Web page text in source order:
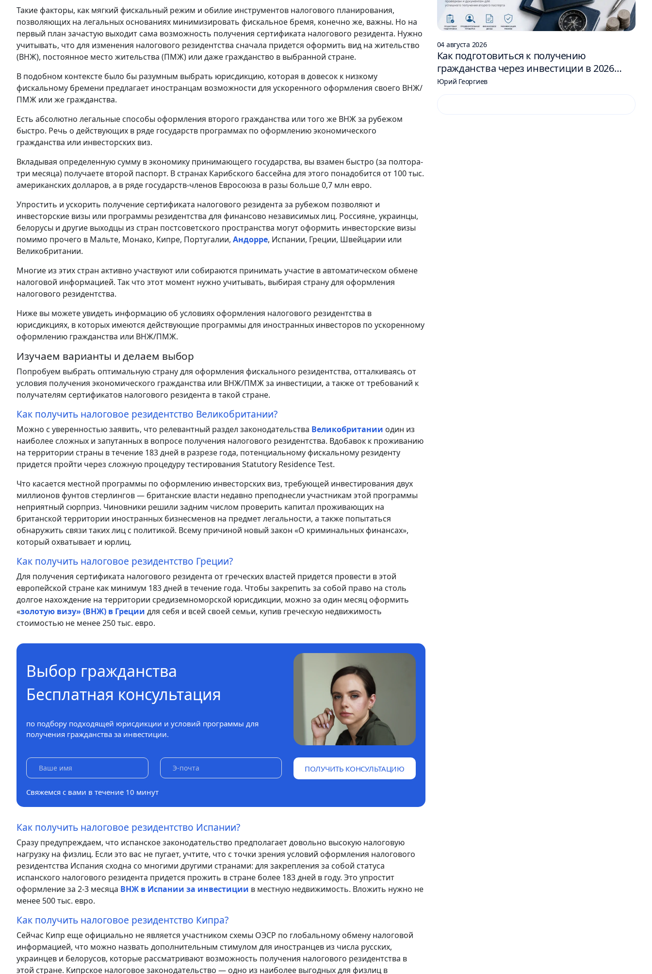
Такие факторы, как мягкий фискальный режим и обилие инструментов налогового планирования,
позволяющих на легальных основаниях минимизировать фискальное бремя, конечно же, важны. Но на
первый план зачастую выходит сама возможность получения сертификата налогового резидента. Нужно
учитывать, что для изменения налогового резидентства сначала придется оформить вид на жительство
(ВНЖ), постоянное место жительства (ПМЖ) или даже гражданство в выбранной стране.
В подобном контексте было бы разумным выбрать юрисдикцию, которая в довесок к низкому
фискальному бремени предлагает иностранцам возможности для ускоренного оформления своего ВНЖ/
ПМЖ или же гражданства.
Есть абсолютно легальные способы оформления второго гражданства или того же ВНЖ за рубежом
быстро. Речь о действующих в ряде государств программах по оформлению экономического
гражданства или инвесторских виз.
Вкладывая определенную сумму в экономику принимающего государства, вы взамен быстро (за полтора-
три месяца) получаете второй паспорт. В странах Карибского бассейна для этого понадобится от 100 тыс.
американских долларов, а в ряде государств-членов Евросоюза в разы больше 0,7 млн евро.
Упростить и ускорить получение сертификата налогового резидента за рубежом позволяют и
инвесторские визы или программы резидентства для финансово независимых лиц. Россияне, украинцы,
белорусы и другие выходцы из стран постсоветского пространства могут оформить инвесторские визы
помимо прочего в Мальте, Монако, Кипре, Португалии, Андорре, Испании, Греции, Швейцарии или
Великобритании.
Многие из этих стран активно участвуют или собираются принимать участие в автоматическом обмене
налоговой информацией. Так что этот момент нужно учитывать, выбирая страну для оформления
налогового резидентства.
Ниже вы можете увидеть информацию об условиях оформления налогового резидентства в
юрисдикциях, в которых имеются действующие программы для иностранных инвесторов по ускоренному
оформлению гражданства или ВНЖ/ПМЖ.
Изучаем варианты и делаем выбор
Попробуем выбрать оптимальную страну для оформления фискального резидентства, отталкиваясь от
условия получения экономического гражданства или ВНЖ/ПМЖ за инвестиции, а также от требований к
получателям сертификатов налогового резидента в такой стране.
Как получить налоговое резидентство Великобритании?
Можно с уверенностью заявить, что релевантный раздел законодательства Великобритании один из
наиболее сложных и запутанных в вопросе получения налогового резидентства. Вдобавок к проживанию
на территории страны в течение 183 дней в разрезе года, потенциальному фискальному резиденту
придется пройти через сложную процедуру тестирования Statutory Residence Test.
Что касается местной программы по оформлению инвесторских виз, требующей инвестирования двух
миллионов фунтов стерлингов — британские власти недавно преподнесли участникам этой программы
неприятный сюрприз. Чиновники решили задним числом проверить капитал проживающих на
британской территории иностранных бизнесменов на предмет легальности, а также попытаться
обнаружить связи таких лиц с политикой. Всему причиной новый закон «О криминальных финансах»,
который охватывает и юрлиц.
Как получить налоговое резидентство Греции?
Для получения сертификата налогового резидента от греческих властей придется провести в этой
европейской стране как минимум 183 дней в течение года. Чтобы закрепить за собой право на столь
долгое нахождение на территории средиземноморской юрисдикции, можно за один месяц оформить
«золотую визу» (ВНЖ) в Греции для себя и всей своей семьи, купив греческую недвижимость
стоимостью не менее 250 тыс. евро.
Выбор гражданства
Бесплатная консультация
по подбору подходящей юрисдикции и условий программы для
получения гражданства за инвестиции.
ПОЛУЧИТЬ КОНСУЛЬТАЦИЮ
Свяжемся с вами в течение 10 минут
Как получить налоговое резидентство Испании?
Сразу предупреждаем, что испанское законодательство предполагает довольно высокую налоговую
нагрузку на физлиц. Если это вас не пугает, учтите, что с точки зрения условий оформления налогового
резидентства Испания сходна со многими другими странами: для закрепления за собой статуса
испанского налогового резидента придется прожить в стране более 183 дней в году. Это упростит
оформление за 2-3 месяца ВНЖ в Испании за инвестиции в местную недвижимость. Вложить нужно не
менее 500 тыс. евро.
Как получить налоговое резидентство Кипра?
Сейчас Кипр еще официально не является участником схемы ОЭСР по глобальному обмену налоговой
информацией, что можно назвать дополнительным стимулом для иностранцев из числа русских,
украинцев и белорусов, которые рассматривают возможность получения налогового резидентства в
этой стране. Кипрское налоговое законодательство — одно из наиболее выгодных для физлиц в
04 августа 2026
Как подготовиться к получению
гражданства через инвестиции в 2026
году: 6 шагов
Юрий Георгиев